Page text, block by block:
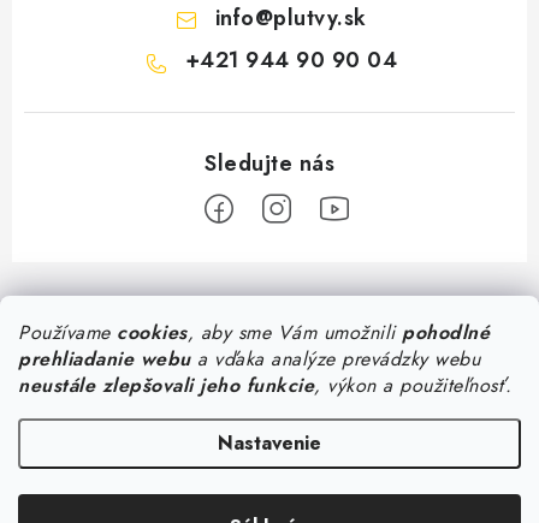
Používame cookies, aby sme Vám umožnilipohodlné
prehliadanie webua vďaka analýze prevádzky webu
neustále zlepšovali jeho funkcie, výkon a použiteľnosť.
Nastavenie
info@plutvy.sk
+421 944 90 90 04
Z
á
Predajňa Plutvy.sk
Pon - Pia 8:30 - 17:00
Šustekova 45, Bratislava
0944 90 90 04
Všetko o nákupe
Konzultácia so špecialistom
Ako vybrať plavecké okuliare